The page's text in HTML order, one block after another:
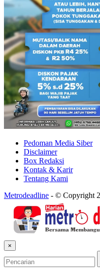
Pedoman Media Siber
Disclaimer
Box Redaksi
Kontak & Karir
Tentang Kami
Metrodeadline - © Copyright
×